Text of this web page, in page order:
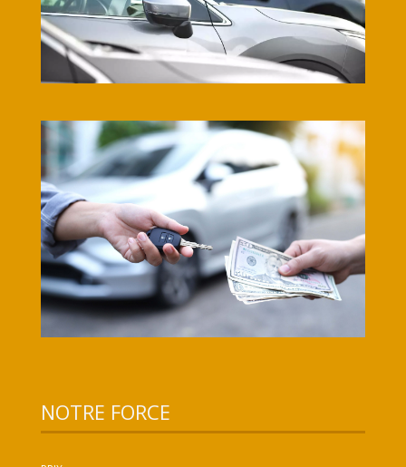
NOTRE FORCE